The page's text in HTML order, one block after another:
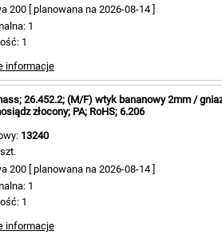
200 [ planowana na 2026-08-14 ]
1
1
informacje
26.452.2; (M/F) wtyk bananowy 2mm /
złocony; PA; RoHS; 6.206
13240
200 [ planowana na 2026-08-14 ]
1
1
informacje